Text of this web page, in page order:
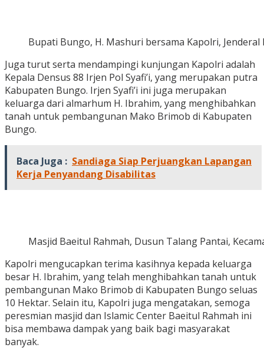
Bupati Bungo, H. Mashuri bersama Kapolri,
Juga turut serta mendampingi kunjungan Kapolri adalah
Kepala Densus 88 Irjen Pol Syafi’i, yang merupakan putra
Kabupaten Bungo. Irjen Syafi’i ini juga merupakan
keluarga dari almarhum H. Ibrahim, yang menghibahkan
tanah untuk pembangunan Mako Brimob di Kabupaten
Bungo.
Baca Juga : Sandiaga Siap Perjuangkan Lapangan
Kerja Penyandang Disabilitas
Masjid Baeitul Rahmah, Dusun Talang Pantai,
Kapolri mengucapkan terima kasihnya kepada keluarga
besar H. Ibrahim, yang telah menghibahkan tanah untuk
pembangunan Mako Brimob di Kabupaten Bungo seluas
10 Hektar. Selain itu, Kapolri juga mengatakan, semoga
peresmian masjid dan Islamic Center Baeitul Rahmah ini
bisa membawa dampak yang baik bagi masyarakat
banyak.